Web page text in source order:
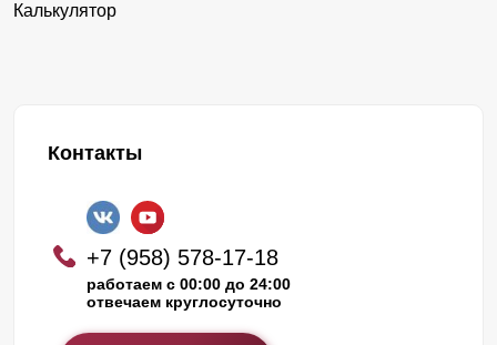
Калькулятор
Контакты
+7 (958) 578-17-18
работаем с 00:00 до 24:00
отвечаем круглосуточно